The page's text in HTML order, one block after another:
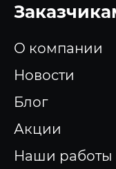
О компании
Новости
Блог
Акции
Наши работы